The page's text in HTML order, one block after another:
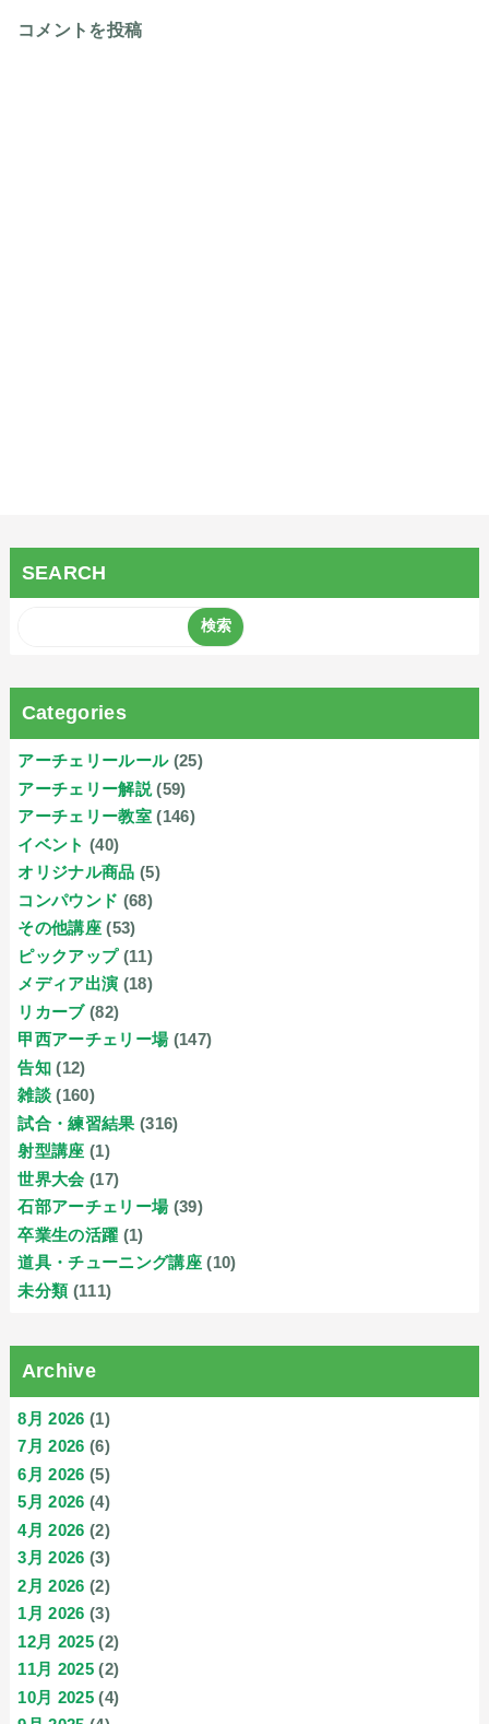
コメントを投稿
SEARCH
Categories
アーチェリールール (25)
アーチェリー解説 (59)
アーチェリー教室 (146)
イベント (40)
オリジナル商品 (5)
コンパウンド (68)
その他講座 (53)
ピックアップ (11)
メディア出演 (18)
リカーブ (82)
甲西アーチェリー場 (147)
告知 (12)
雑談 (160)
試合・練習結果 (316)
射型講座 (1)
世界大会 (17)
石部アーチェリー場 (39)
卒業生の活躍 (1)
道具・チューニング講座 (10)
未分類 (111)
Archive
8月 2026 (1)
7月 2026 (6)
6月 2026 (5)
5月 2026 (4)
4月 2026 (2)
3月 2026 (3)
2月 2026 (2)
1月 2026 (3)
12月 2025 (2)
11月 2025 (2)
10月 2025 (4)